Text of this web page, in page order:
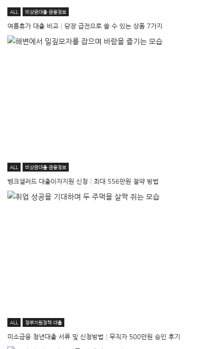
ALL 비상금대출·금융정보
여름휴가 대출 비교│당장 급전으로 쓸 수 있는 상품 7가지
ALL 비상금대출·금융정보
뱅크샐러드 대출이자지원 신청│최대 556만원 절약 방법
ALL 정부지원정책·대출
미소금융 청년대출 서류 및 신청방법│무직자 500만원 승인 후기